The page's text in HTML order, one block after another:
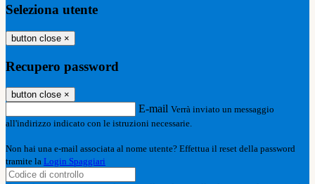
Seleziona utente
button close ×
Recupero password
button close ×
E-mail Verrà inviato un messaggio
all'indirizzo indicato con le istruzioni necessarie.
Non hai una e-mail associata al nome utente? Effettua il reset della password
tramite la Login Spaggiari